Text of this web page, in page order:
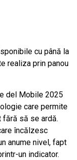
cu până la
realiza prin panou
del Mobile 2025
care permite
să se ardă.
încălzesc
anume nivel, fapt
un indicator.